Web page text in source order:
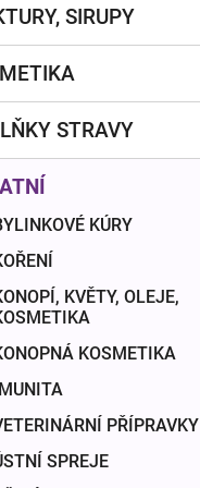
SIRUPY
STRAVY
KÚRY
KVĚTY, OLEJE,
KOSMETIKA
PŘÍPRAVKY
SPREJE